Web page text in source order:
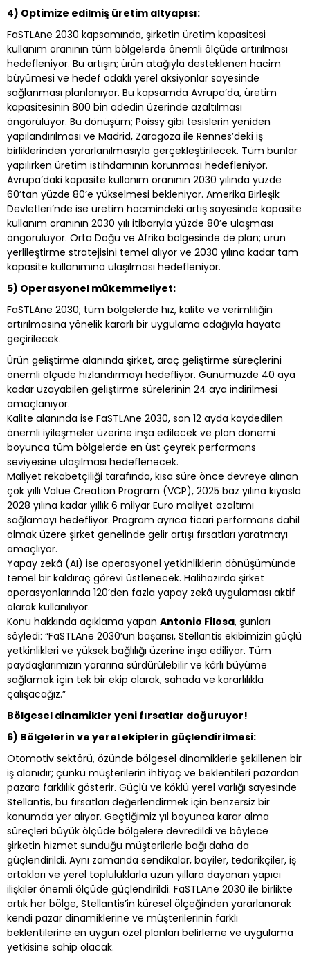
4) Optimize edilmiş üretim altyapısı:
FaSTLAne 2030 kapsamında, şirketin üretim kapasitesi
kullanım oranının tüm bölgelerde önemli ölçüde artırılması
hedefleniyor. Bu artışın; ürün atağıyla desteklenen hacim
büyümesi ve hedef odaklı yerel aksiyonlar sayesinde
sağlanması planlanıyor. Bu kapsamda Avrupa’da, üretim
kapasitesinin 800 bin adedin üzerinde azaltılması
öngörülüyor. Bu dönüşüm; Poissy gibi tesislerin yeniden
yapılandırılması ve Madrid, Zaragoza ile Rennes’deki iş
birliklerinden yararlanılmasıyla gerçekleştirilecek. Tüm bunlar
yapılırken üretim istihdamının korunması hedefleniyor.
Avrupa’daki kapasite kullanım oranının 2030 yılında yüzde
60’tan yüzde 80’e yükselmesi bekleniyor. Amerika Birleşik
Devletleri’nde ise üretim hacmindeki artış sayesinde kapasite
kullanım oranının 2030 yılı itibarıyla yüzde 80’e ulaşması
öngörülüyor. Orta Doğu ve Afrika bölgesinde de plan; ürün
yerlileştirme stratejisini temel alıyor ve 2030 yılına kadar tam
kapasite kullanımına ulaşılması hedefleniyor.
5) Operasyonel mükemmeliyet:
FaSTLAne 2030; tüm bölgelerde hız, kalite ve verimliliğin
artırılmasına yönelik kararlı bir uygulama odağıyla hayata
geçirilecek.
Ürün geliştirme alanında şirket, araç geliştirme süreçlerini
önemli ölçüde hızlandırmayı hedefliyor. Günümüzde 40 aya
kadar uzayabilen geliştirme sürelerinin 24 aya indirilmesi
amaçlanıyor.
Kalite alanında ise FaSTLAne 2030, son 12 ayda kaydedilen
önemli iyileşmeler üzerine inşa edilecek ve plan dönemi
boyunca tüm bölgelerde en üst çeyrek performans
seviyesine ulaşılması hedeflenecek.
Maliyet rekabetçiliği tarafında, kısa süre önce devreye alınan
çok yıllı Value Creation Program (VCP), 2025 baz yılına kıyasla
2028 yılına kadar yıllık 6 milyar Euro maliyet azaltımı
sağlamayı hedefliyor. Program ayrıca ticari performans dahil
olmak üzere şirket genelinde gelir artışı fırsatları yaratmayı
amaçlıyor.
Yapay zekâ (AI) ise operasyonel yetkinliklerin dönüşümünde
temel bir kaldıraç görevi üstlenecek. Halihazırda şirket
operasyonlarında 120’den fazla yapay zekâ uygulaması aktif
olarak kullanılıyor.
Konu hakkında açıklama yapan Antonio Filosa, şunları
söyledi: “FaSTLAne 2030’un başarısı, Stellantis ekibimizin güçlü
yetkinlikleri ve yüksek bağlılığı üzerine inşa ediliyor. Tüm
paydaşlarımızın yararına sürdürülebilir ve kârlı büyüme
sağlamak için tek bir ekip olarak, sahada ve kararlılıkla
çalışacağız.”
Bölgesel dinamikler yeni fırsatlar doğuruyor!
6) Bölgelerin ve yerel ekiplerin güçlendirilmesi:
Otomotiv sektörü, özünde bölgesel dinamiklerle şekillenen bir
iş alanıdır; çünkü müşterilerin ihtiyaç ve beklentileri pazardan
pazara farklılık gösterir. Güçlü ve köklü yerel varlığı sayesinde
Stellantis, bu fırsatları değerlendirmek için benzersiz bir
konumda yer alıyor. Geçtiğimiz yıl boyunca karar alma
süreçleri büyük ölçüde bölgelere devredildi ve böylece
şirketin hizmet sunduğu müşterilerle bağı daha da
güçlendirildi. Aynı zamanda sendikalar, bayiler, tedarikçiler, iş
ortakları ve yerel topluluklarla uzun yıllara dayanan yapıcı
ilişkiler önemli ölçüde güçlendirildi. FaSTLAne 2030 ile birlikte
artık her bölge, Stellantis’in küresel ölçeğinden yararlanarak
kendi pazar dinamiklerine ve müşterilerinin farklı
beklentilerine en uygun özel planları belirleme ve uygulama
yetkisine sahip olacak.